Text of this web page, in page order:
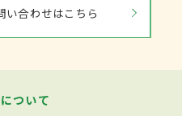
い合わせはこちら
ついて